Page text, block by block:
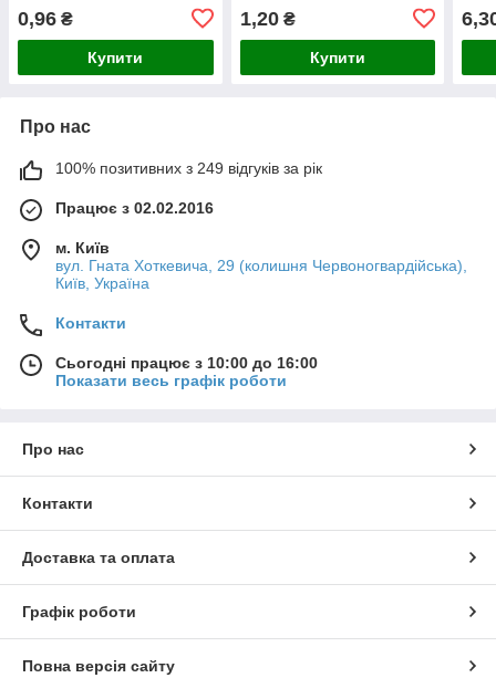
0,96 ₴
Купити
1,20₴
Купити
Про нас
100% позитивних з 249 відгуків за рік
Працює з 02.02.2016
м. Київ
вул. Гната Хоткевича, 29 (колишня Червоногвардійська),
Київ, Україна
Контакти
Сьогодні працює з 10:00 до 16:00
Показати весь графік роботи
Про нас
Контакти
Доставка та оплата
Графік роботи
Повна версія сайту